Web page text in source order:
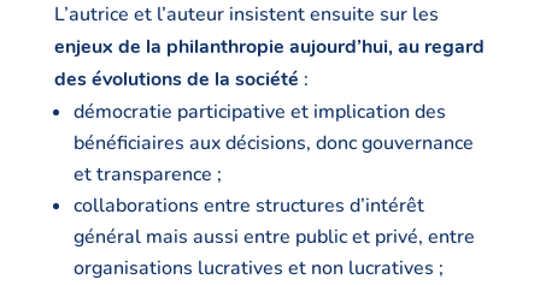
L’autrice et l’auteur insistent ensuite sur les
enjeux de la philanthropie aujourd’hui, au regard
des évolutions de la société :
démocratie participative et implication des
bénéficiaires aux décisions, donc gouvernance
et transparence ;
collaborations entre structures d’intérêt
général mais aussi entre public et privé, entre
organisations lucratives et non lucratives ;